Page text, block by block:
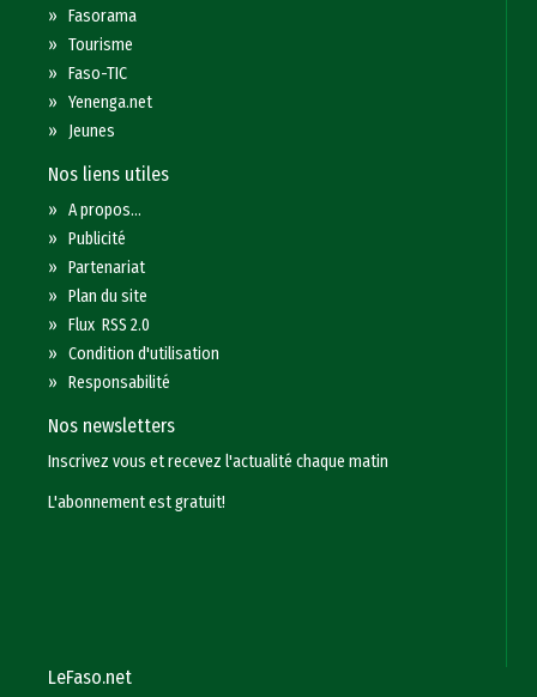
»Fasorama
»Tourisme
»Faso-TIC
»Yenenga.net
» Jeunes
Nos liens utiles
»A propos...
»Publicité
»Partenariat
»Plan du site
»Flux RSS 2.0
»Condition d'utilisation
»Responsabilité
Nos newsletters
Inscrivez vous et recevez l'actualité chaque matin
L'abonnement est gratuit!
LeFaso.net